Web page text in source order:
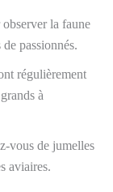
la faune
passionnés.
régulièrement
à
vous de jumelles
aviaires.